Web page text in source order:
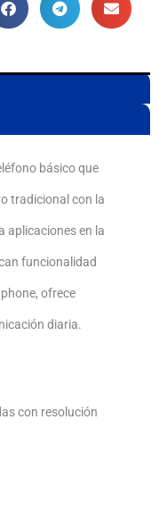
básico que
tradicional con la
aplicaciones en la
funcionalidad
ofrece
diaria.
con resolución